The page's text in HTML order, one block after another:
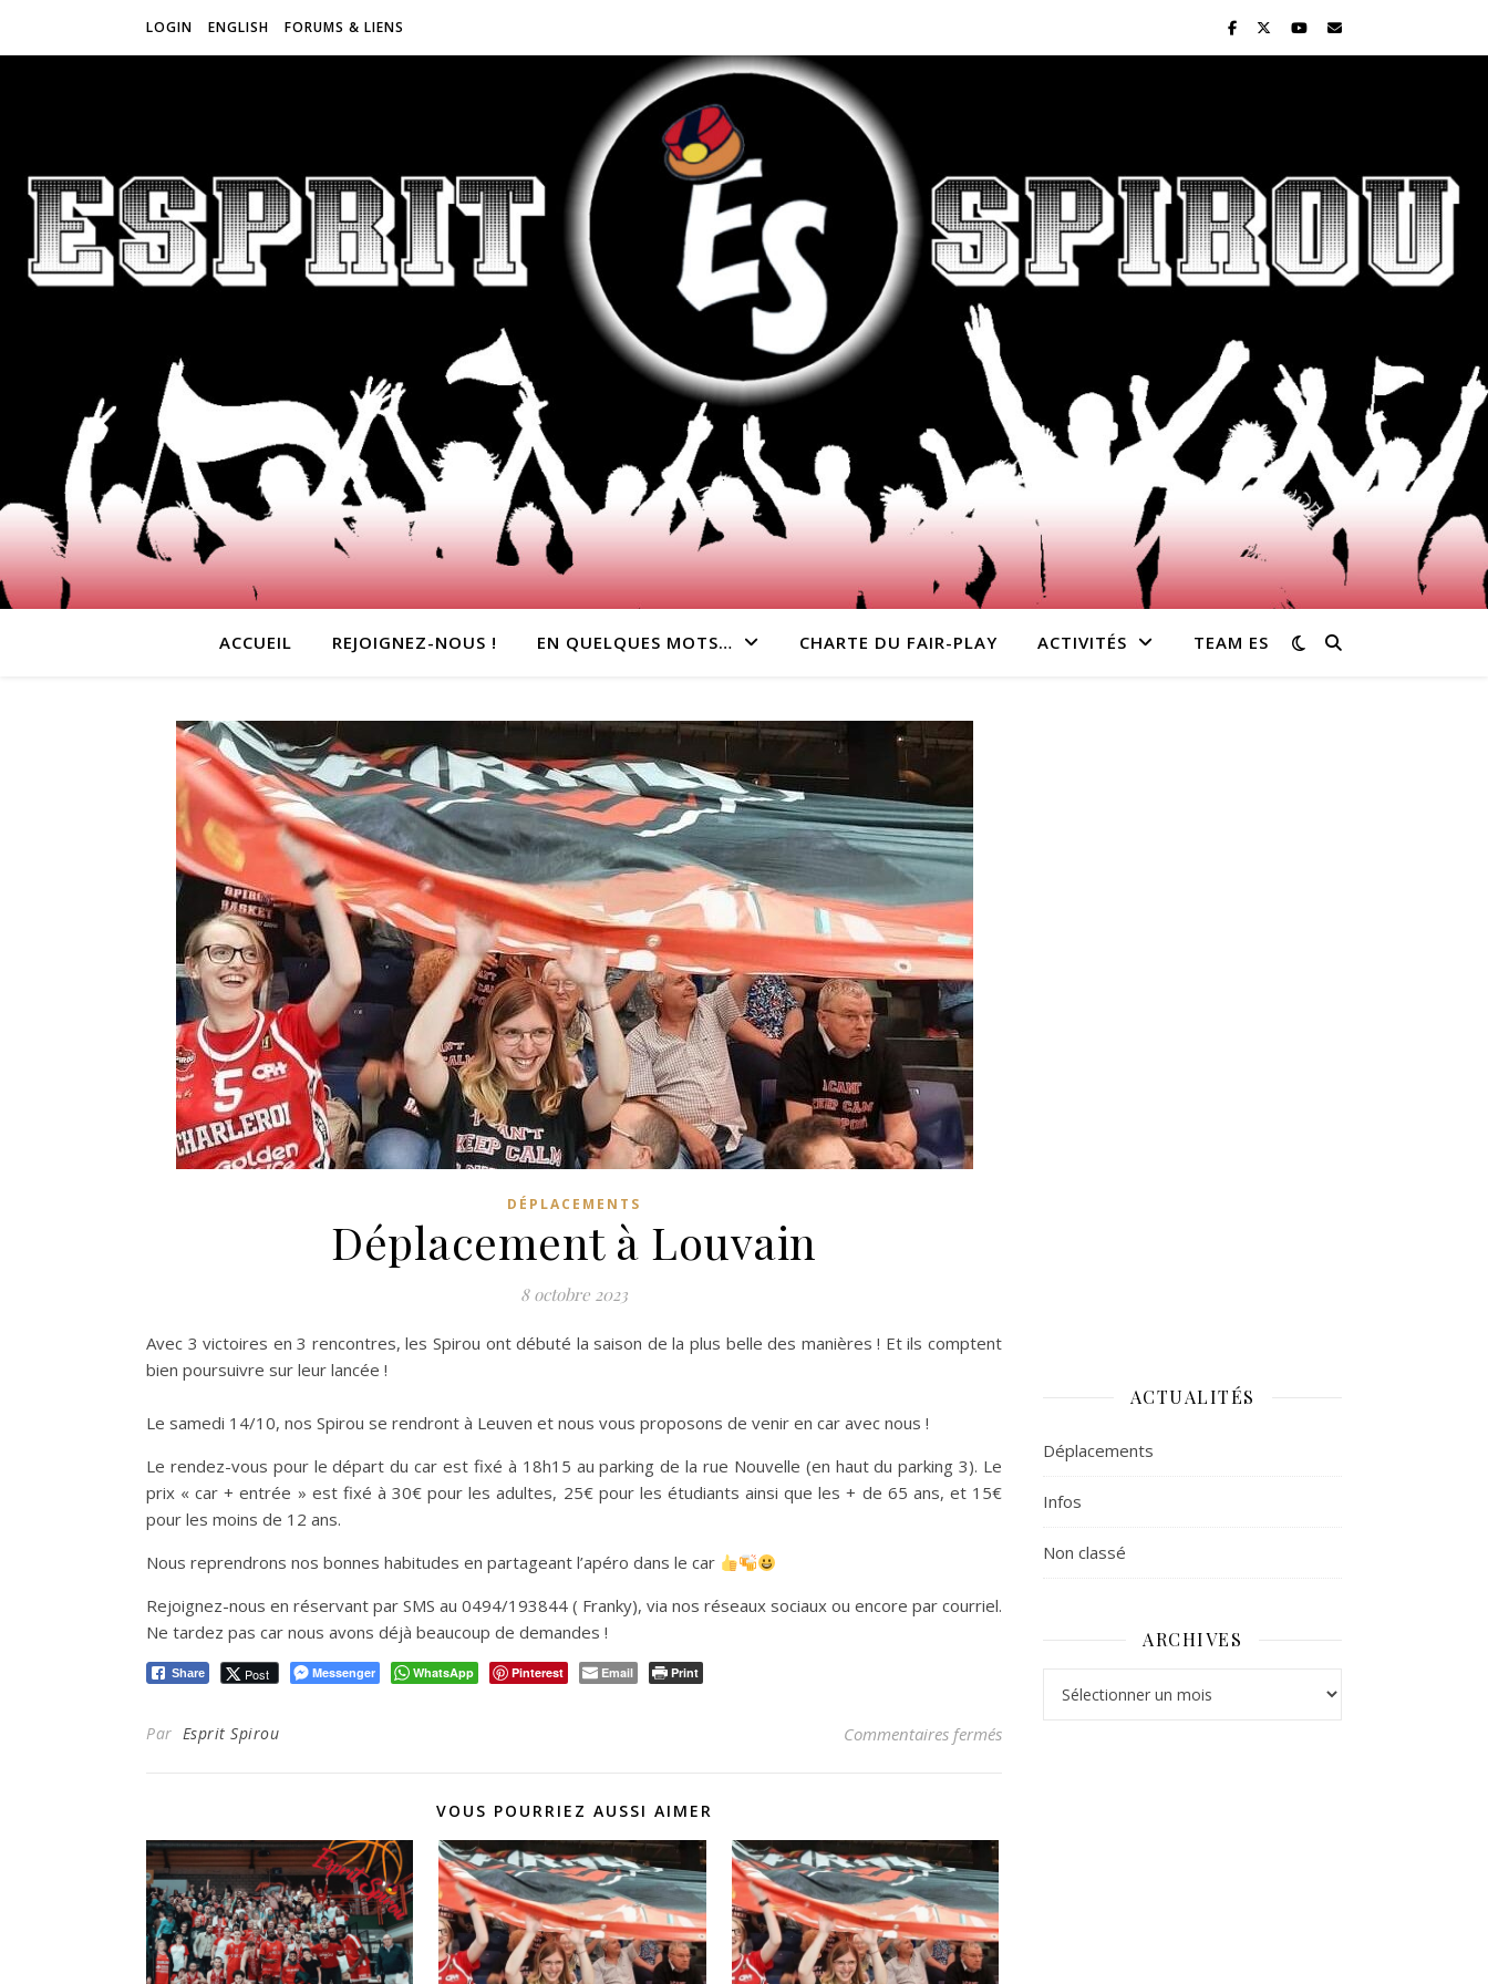
LOGIN ENGLISH FORUMS & LIENS
ACCUEIL REJOIGNEZ-NOUS ! EN QUELQUES MOTS… CHARTE DU FAIR-PLAY ACTIVITÉS TEAM ES
DÉPLACEMENTS
Déplacement à Louvain
8 octobre 2023
Avec 3 victoires en 3 rencontres, les Spirou ont débuté la saison de la plus belle des manières ! Et ils comptent
bien poursuivre sur leur lancée !
Le samedi 14/10, nos Spirou se rendront à Leuven et nous vous proposons de venir en car avec nous !
Le rendez-vous pour le départ du car est fixé à 18h15 au parking de la rue Nouvelle (en haut du parking 3). Le
prix « car + entrée » est fixé à 30€ pour les adultes, 25€ pour les étudiants ainsi que les + de 65 ans, et 15€
pour les moins de 12 ans.
Nous reprendrons nos bonnes habitudes en partageant l’apéro dans le car
Rejoignez-nous en réservant par SMS au 0494/193844 ( Franky), via nos réseaux sociaux ou encore par courriel.
Ne tardez pas car nous avons déjà beaucoup de demandes !
Share Post Messenger WhatsApp Pinterest Email Print
Par Esprit Spirou Commentaires ferméssur Déplacement à Louvain
VOUS POURRIEZ AUSSI AIMER
ACTUALITÉS
Déplacements
Infos
Non classé
ARCHIVES